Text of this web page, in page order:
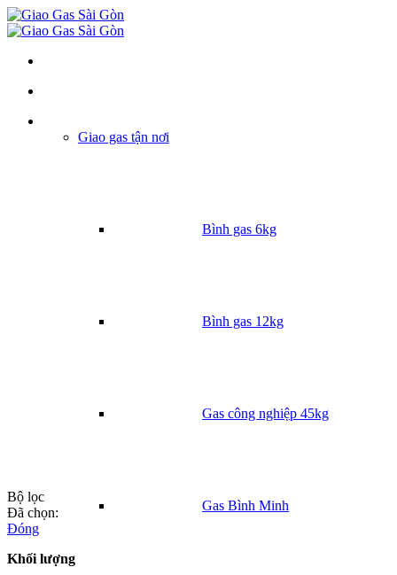
Giao gas tận nơi
Bình gas 6kg
Bình gas 12kg
Gas công nghiệp 45kg
Gas Bình Minh
Bộ lọc
Đã chọn:
Đóng
Khối lượng